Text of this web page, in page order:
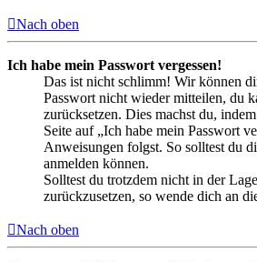
Nach oben
Ich habe mein Passwort vergessen!
Das ist nicht schlimm! Wir können
Passwort nicht wieder mitteilen, du
zurücksetzen. Dies machst du,
Seite auf „Ich habe mein Passwort
Anweisungen folgst. So solltest du
anmelden können.
Solltest du trotzdem nicht in der
zurückzusetzen, so wende dich an
Nach oben